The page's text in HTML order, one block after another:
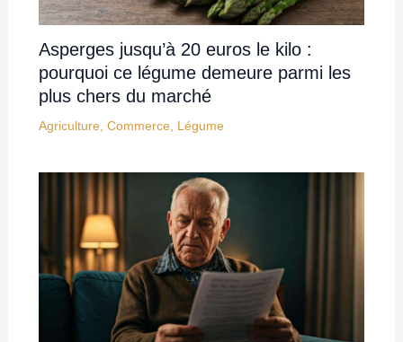
Asperges jusqu’à 20 euros le kilo :
pourquoi ce légume demeure parmi les
plus chers du marché
Agriculture Commerce Légume